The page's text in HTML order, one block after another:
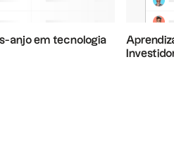
anjo em tecnologia